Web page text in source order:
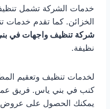
خدمات الشركة تشمل
الخزائن. كما تقدم خدمات
شركة تنظيف واجهات في
نظيفة.
لخدمات تنظيف وتعقيم
كنب في بني ياس. فريق
يمكنك الحصول على عروض